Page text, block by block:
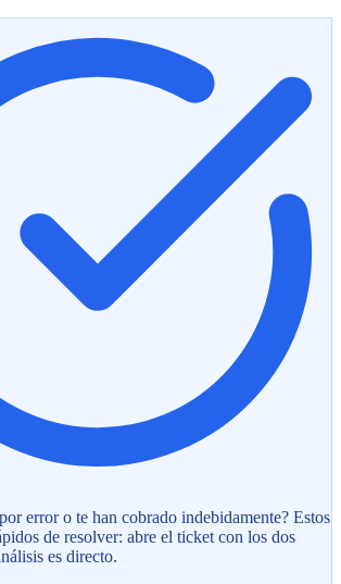
error o te han cobrado indebidamente? Estos
de resolver: abre el ticket con los dos
es directo.